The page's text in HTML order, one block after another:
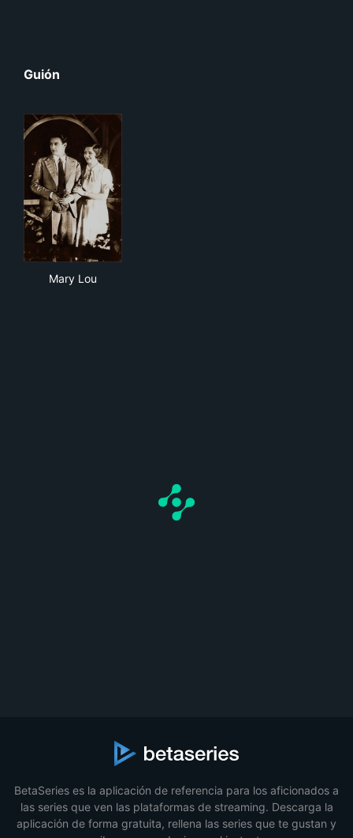
Guión
Mary Lou
BetaSeries es la aplicación de referencia para los aficionados a
las series que ven las plataformas de streaming. Descarga la
aplicación de forma gratuita, rellena las series que te gustan y